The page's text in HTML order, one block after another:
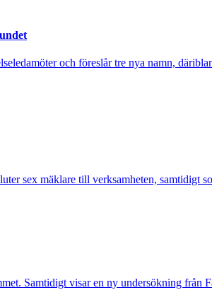
och föreslår tre nya namn,
sex mäklare till verksamheten, samtidigt
Samtidigt visar en ny undersökning